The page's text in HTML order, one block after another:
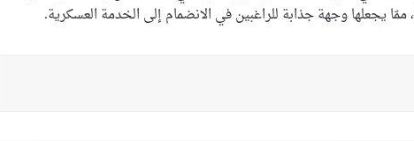
يجعلها وجهة جذابة للراغبين في الانضمام إلى الخدمة العسكرية.